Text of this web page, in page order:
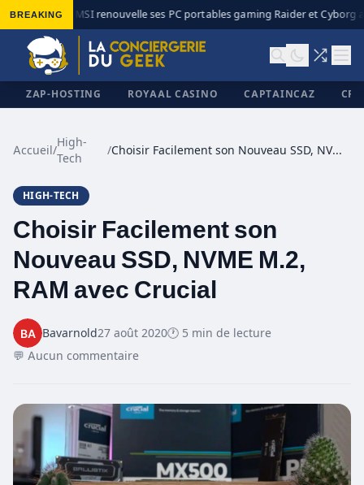
BREAKING
◆ MSI renouvelle ses PC portables gaming Raider et Cyborg
ZAP-HOSTING ROYAAL CASINO CAPTAINCAZ
Accueil/
High-
Tech
/ Choisir Facilement son Nouveau SSD, NVME M.2, RAM avec Crucial
HIGH-TECH
Choisir Facilement son
Nouveau SSD, NVME M.2,
RAM avec Crucial
Bavarnold27 août 2020🕐 5 min de lecture
💬 Aucun commentaire